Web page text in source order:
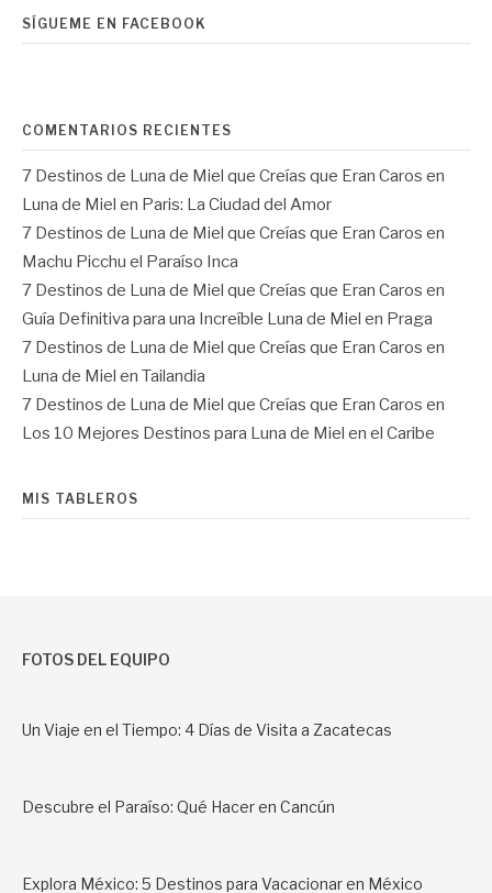
SÍGUEME EN FACEBOOK
COMENTARIOS RECIENTES
7 Destinos de Luna de Miel que Creías que Eran Caros en
Luna de Miel en Paris: La Ciudad del Amor
7 Destinos de Luna de Miel que Creías que Eran Caros en
Machu Picchu el Paraíso Inca
7 Destinos de Luna de Miel que Creías que Eran Caros en
Guía Definitiva para una Increíble Luna de Miel en Praga
7 Destinos de Luna de Miel que Creías que Eran Caros en
Luna de Miel en Tailandia
7 Destinos de Luna de Miel que Creías que Eran Caros en
Los 10 Mejores Destinos para Luna de Miel en el Caribe
MIS TABLEROS
FOTOS DEL EQUIPO
Un Viaje en el Tiempo: 4 Días de Visita a Zacatecas
Descubre el Paraíso: Qué Hacer en Cancún
Explora México: 5 Destinos para Vacacionar en México